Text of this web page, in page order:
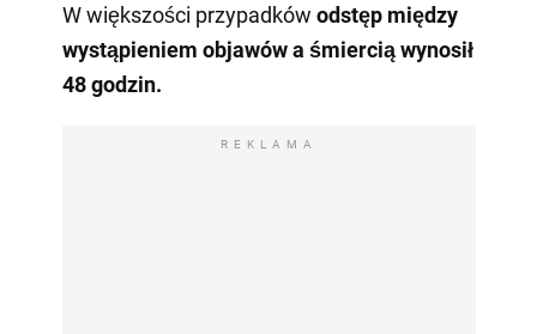
W większości przypadków odstęp między
wystąpieniem objawów a śmiercią wynosił
48 godzin.
REKLAMA